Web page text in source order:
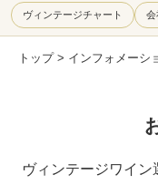
ヴィンテージチャート 会
トップ> インフォメーシ
ヴィンテージワイ